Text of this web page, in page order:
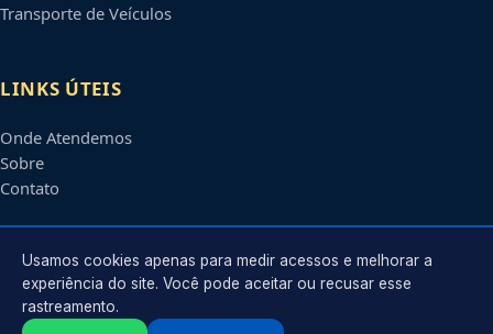
Transporte de Veículos
LINKS ÚTEIS
Onde Atendemos
Sobre
Contato
CONTATO
Atendimento em
Usamos cookies apenas para medir acessos e melhorar a
experiência do site. Você pode aceitar ou recusar esse
rastreamento.